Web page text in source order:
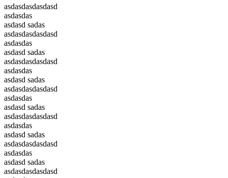
asdasdasdasdasd
asdasdas
asdasd sadas
asdasdasdasdasd
asdasdas
asdasd sadas
asdasdasdasdasd
asdasdas
asdasd sadas
asdasdasdasdasd
asdasdas
asdasd sadas
asdasdasdasdasd
asdasdas
asdasd sadas
asdasdasdasdasd
asdasdas
asdasd sadas
asdasdasdasdasd